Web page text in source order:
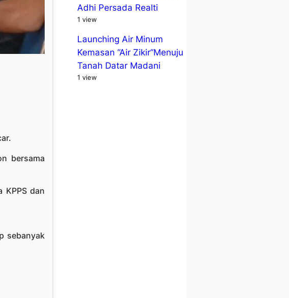
bersama
KPPS dan
sebanyak
Adhi Persada Realti
1 view
Launching Air Minum
Kemasan “Air Zikir”Menuju
Tanah Datar Madani
1 view